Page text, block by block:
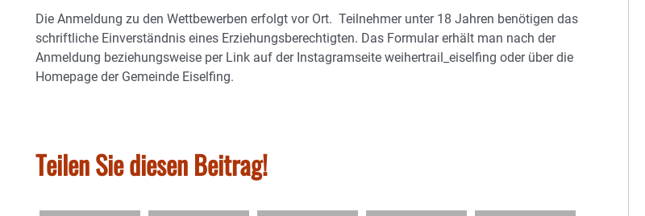
Die Anmeldung zu den Wettbewerben erfolgt vor Ort. Teilnehmer unter 18 Jahren benötigen das
schriftliche Einverständnis eines Erziehungsberechtigten. Das Formular erhält man nach der
Anmeldung beziehungsweise per Link auf der Instagramseite weihertrail_eiselfing oder über die
Homepage der Gemeinde Eiselfing.
Teilen Sie diesen Beitrag!